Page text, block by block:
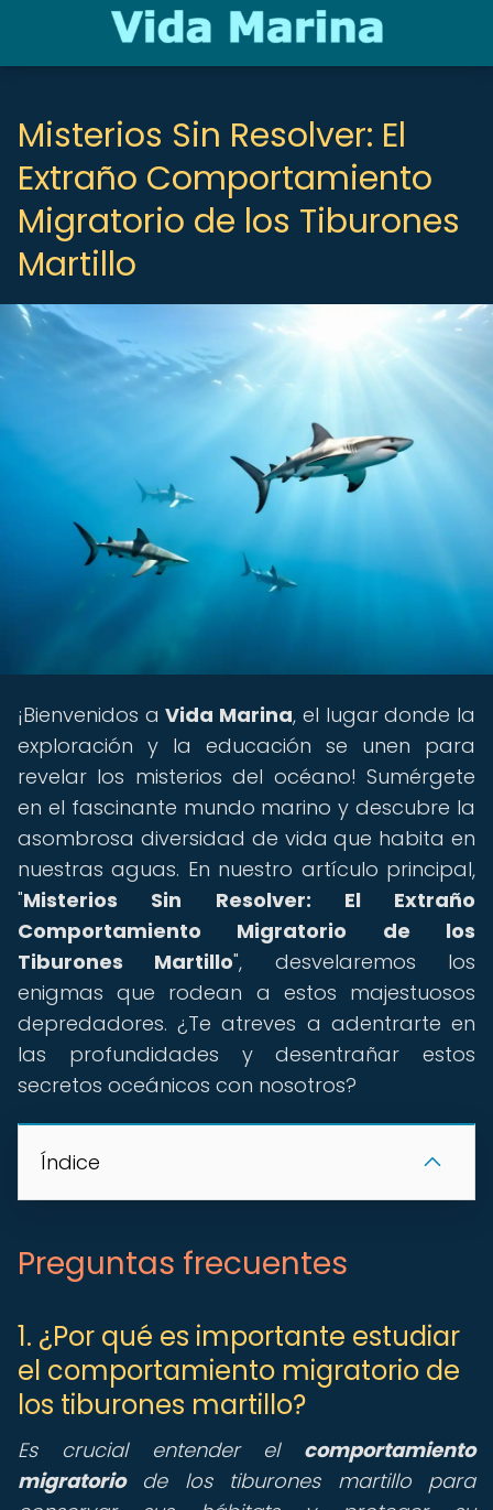
Misterios Sin Resolver: El
Extraño Comportamiento
Migratorio de los Tiburones
Martillo
¡Bienvenidos aVida Marina, el lugar donde la
exploración y la educación se unen para
revelar los misterios del océano! Sumérgete
en el fascinante mundo marino y descubre la
asombrosa diversidad de vida que habita en
nuestras aguas. En nuestro artículo principal,
"Misterios Sin Resolver: El Extraño
Comportamiento Migratorio de los
Tiburones Martillo", desvelaremos los
enigmas que rodean a estos majestuosos
depredadores. ¿Te atreves a adentrarte en
las profundidades y desentrañar estos
secretos oceánicos con nosotros?
Índice
Preguntas frecuentes
1. ¿Por qué es importante estudiar
el comportamiento migratorio de
los tiburones martillo?
Es crucial entender el comportamiento
migratoriode los tiburones martillo para